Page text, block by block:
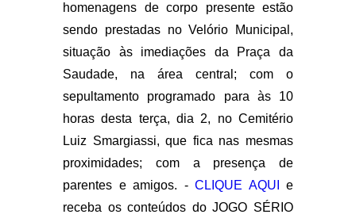
homenagens de corpo presente estão
sendo prestadas no Velório Municipal,
situação às imediações da Praça da
Saudade, na área central; com o
sepultamento programado para às 10
horas desta terça, dia 2, no Cemitério
Luiz Smargiassi, que fica nas mesmas
proximidades; com a presença de
parentes e amigos. - CLIQUE AQUI
e
receba os conteúdos do JOGO SÉRIO